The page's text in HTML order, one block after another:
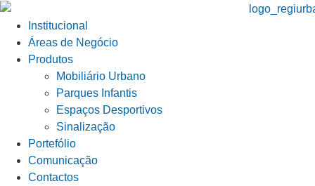
Institucional
Áreas de Negócio
Produtos
Mobiliário Urbano
Parques Infantis
Espaços Desportivos
Sinalização
Portefólio
Comunicação
Contactos